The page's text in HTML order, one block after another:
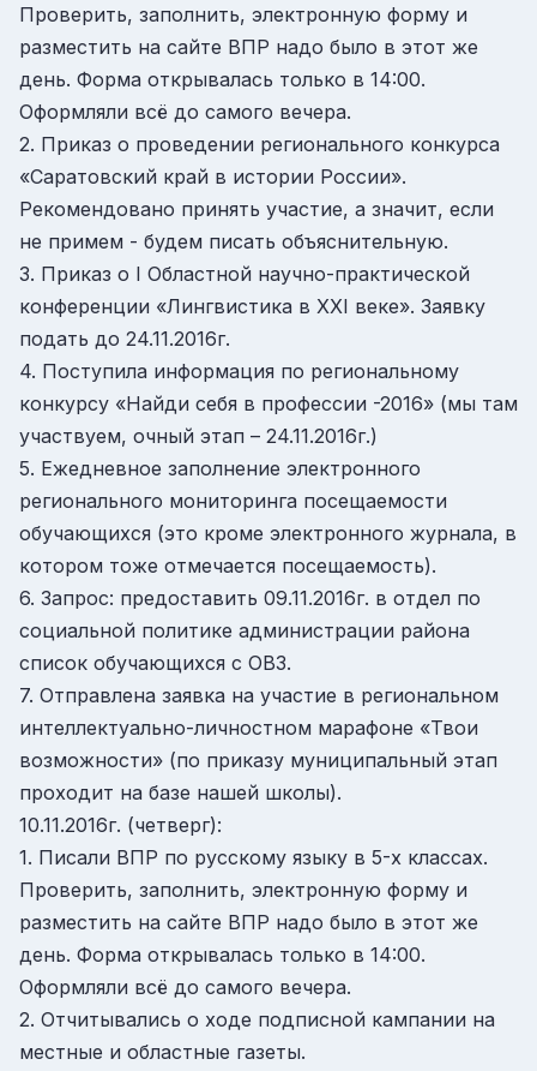
Проверить, заполнить, электронную форму и
разместить на сайте ВПР надо было в этот же
день. Форма открывалась только в 14:00.
Оформляли всё до самого вечера.
2. Приказ о проведении регионального конкурса
«Саратовский край в истории России».
Рекомендовано принять участие, а значит, если
не примем - будем писать объяснительную.
3. Приказ о I Областной научно-практической
конференции «Лингвистика в XXI веке». Заявку
подать до 24.11.2016г.
4. Поступила информация по региональному
конкурсу «Найди себя в профессии -2016» (мы там
участвуем, очный этап – 24.11.2016г.)
5. Ежедневное заполнение электронного
регионального мониторинга посещаемости
обучающихся (это кроме электронного журнала, в
котором тоже отмечается посещаемость).
6. Запрос: предоставить 09.11.2016г. в отдел по
социальной политике администрации района
список обучающихся с ОВЗ.
7. Отправлена заявка на участие в региональном
интеллектуально-личностном марафоне «Твои
возможности» (по приказу муниципальный этап
проходит на базе нашей школы).
10.11.2016г. (четверг):
1. Писали ВПР по русскому языку в 5-х классах.
Проверить, заполнить, электронную форму и
разместить на сайте ВПР надо было в этот же
день. Форма открывалась только в 14:00.
Оформляли всё до самого вечера.
2. Отчитывались о ходе подписной кампании на
местные и областные газеты.